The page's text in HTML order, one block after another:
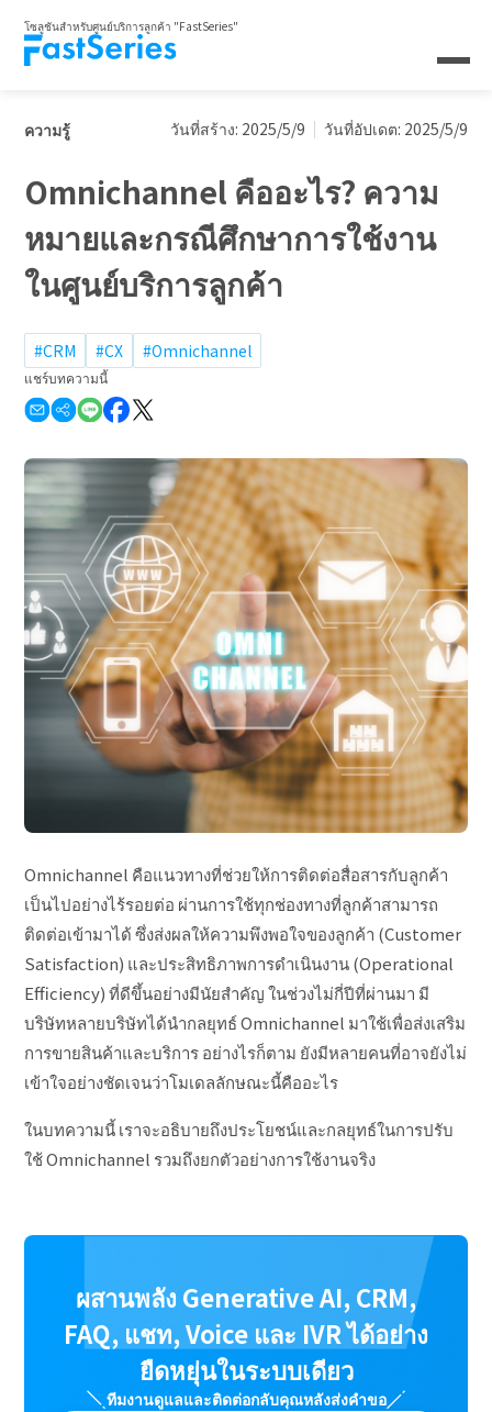
โซลูชันสำหรับศูนย์บริการลูกค้า "FastSeries"
ความรู้ วันที่สร้าง: 2025/5/9 วันที่อัปเดต: 2025/5/9
Omnichannel คืออะไร? ความ
หมายและกรณีศึกษาการใช้งาน
ในศูนย์บริการลูกค้า
#CRM #CX #Omnichannel
แชร์บทความนี้
Omnichannel คือแนวทางที่ช่วยให้การติดต่อสื่อสารกับลูกค้า
เป็นไปอย่างไร้รอยต่อ ผ่านการใช้ทุกช่องทางที่ลูกค้าสามารถ
ติดต่อเข้ามาได้ ซึ่งส่งผลให้ความพึงพอใจของลูกค้า (Customer
Satisfaction) และประสิทธิภาพการดำเนินงาน (Operational
Efficiency) ที่ดีขึ้นอย่างมีนัยสำคัญ ในช่วงไม่กี่ปีที่ผ่านมา มี
บริษัทหลายบริษัทได้นำกลยุทธ์ Omnichannel มาใช้เพื่อส่งเสริม
การขายสินค้าและบริการ อย่างไรก็ตาม ยังมีหลายคนที่อาจยังไม่
เข้าใจอย่างชัดเจนว่าโมเดลลักษณะนี้คืออะไร
ในบทความนี้ เราจะอธิบายถึงประโยชน์และกลยุทธ์ในการปรับ
ใช้ Omnichannel รวมถึงยกตัวอย่างการใช้งานจริง
ผสานพลัง Generative AI, CRM,
FAQ, แชท, Voice และ IVR ได้อย่าง
ยืดหยุ่นในระบบเดียว
ทีมงานดูแลและติดต่อกลับคุณหลังส่งคำขอ